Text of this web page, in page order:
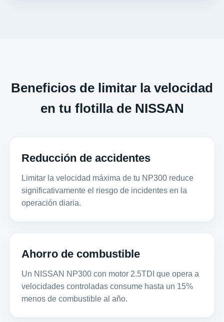
Beneficios de limitar la velocidad
en tu flotilla de NISSAN
Reducción de accidentes
Limitar la velocidad máxima de tu NP300 reduce
significativamente el riesgo de incidentes en la
operación diaria.
Ahorro de combustible
Un NISSAN NP300 con motor 2.5TDI que opera a
velocidades controladas consume hasta un 15%
menos de combustible al año.